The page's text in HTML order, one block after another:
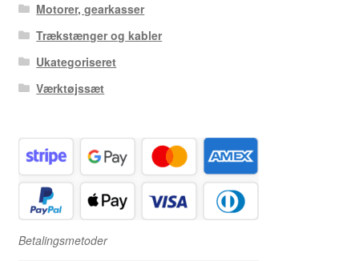
Motorer, gearkasser
Trækstænger og kabler
Ukategoriseret
Værktøjssæt
Betalingsmetoder